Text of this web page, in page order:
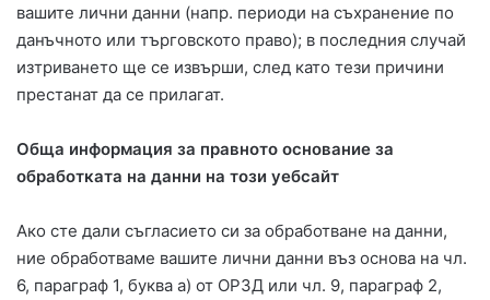
вашите лични данни (напр. периоди на съхранение по
данъчното или търговското право); в последния случай
изтриването ще се извърши, след като тези причини
престанат да се прилагат.
Обща информация за правното основание за
обработката на данни на този уебсайт
Ако сте дали съгласието си за обработване на данни,
ние обработваме вашите лични данни въз основа на чл.
6, параграф 1, буква а) от ОРЗД или чл. 9, параграф 2,